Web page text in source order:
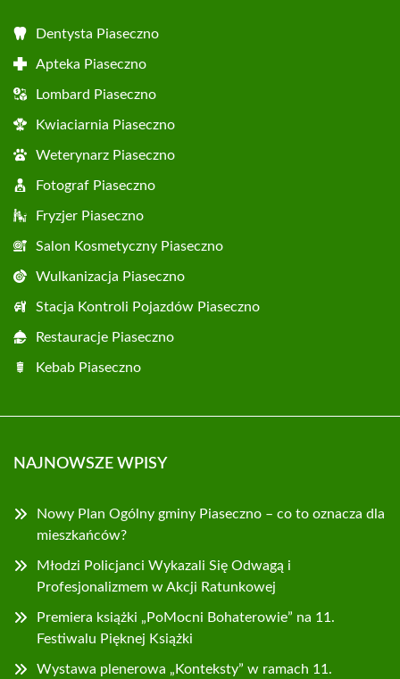
Dentysta Piaseczno
Apteka Piaseczno
Lombard Piaseczno
Kwiaciarnia Piaseczno
Weterynarz Piaseczno
Fotograf Piaseczno
Fryzjer Piaseczno
Salon Kosmetyczny Piaseczno
Wulkanizacja Piaseczno
Stacja Kontroli Pojazdów Piaseczno
Restauracje Piaseczno
Kebab Piaseczno
NAJNOWSZE WPISY
Nowy Plan Ogólny gminy Piaseczno – co to oznacza dla
mieszkańców?
Młodzi Policjanci Wykazali Się Odwagą i
Profesjonalizmem w Akcji Ratunkowej
Premiera książki „PoMocni Bohaterowie” na 11.
Festiwalu Pięknej Książki
Wystawa plenerowa „Konteksty” w ramach 11.